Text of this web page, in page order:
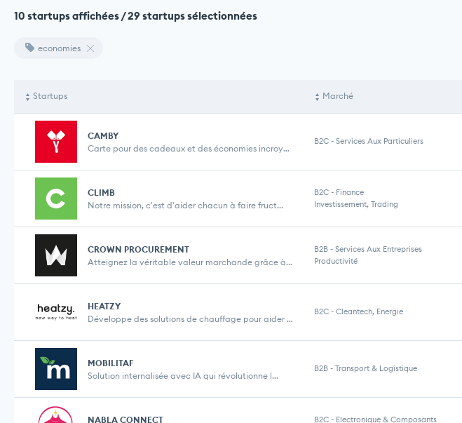
10 startups affichées / 29 startups sélectionnées
economies
Startups Marché
CAMBY
Carte pour des cadeaux et des économies incroyabl...
B2C - Services Aux Particuliers
CLIMB
Notre mission, c'est d'aider chacun à faire fruct...
B2C - Finance
Investissement, Trading
CROWN PROCUREMENT
Atteignez la véritable valeur marchande grâce à...
B2B - Services Aux Entreprises
Productivité
HEATZY
Développe des solutions de chauffage pour aider �...
B2C - Cleantech, Energie
MOBILITAF
Solution internalisée avec IA qui révolutionne l...
B2B - Transport & Logistique
NABLA CONNECT
B2C - Electronique & Composants